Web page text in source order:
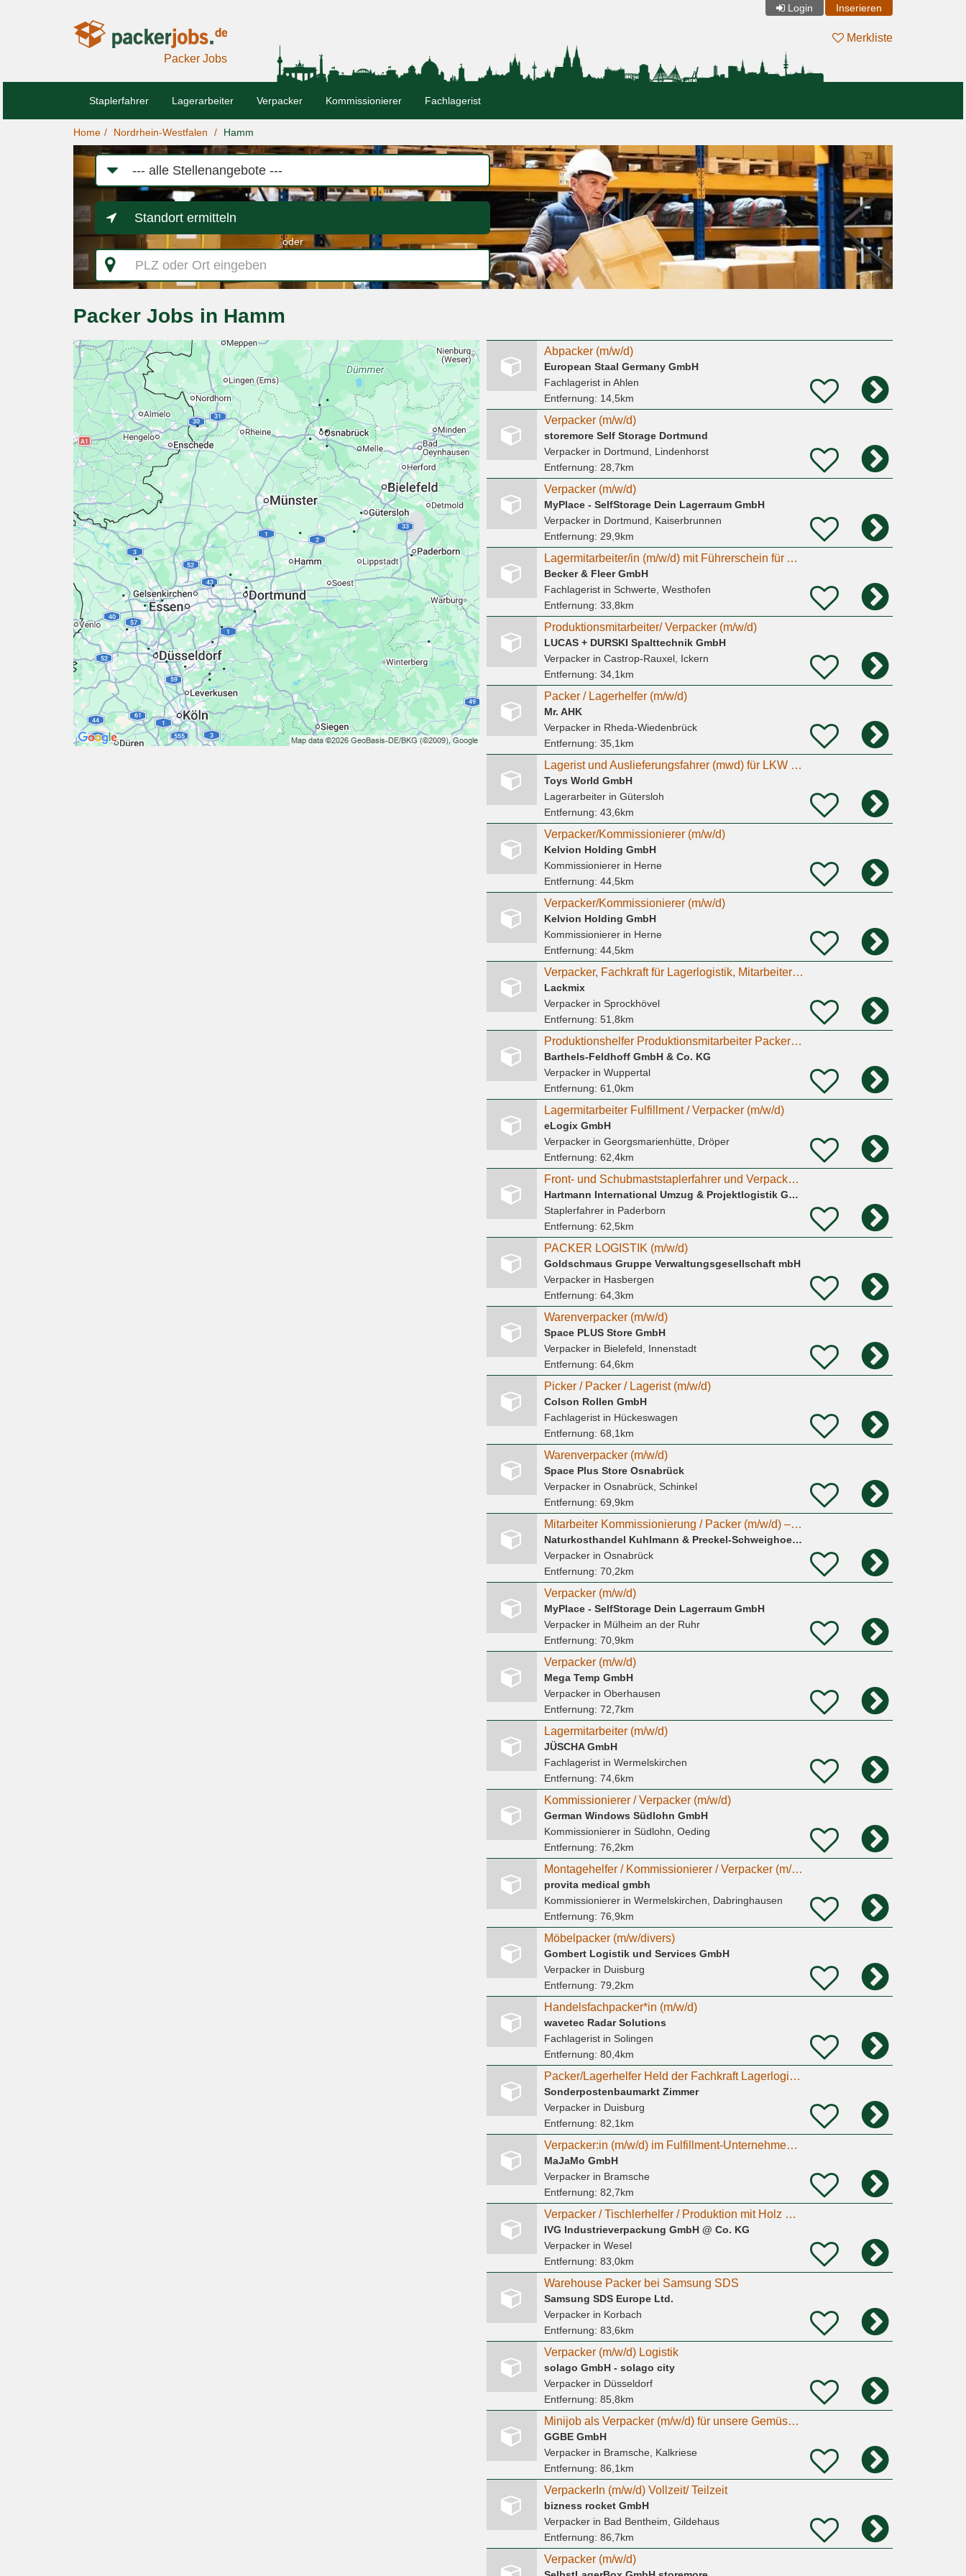
Login Inserieren
Packer Jobs
Merkliste
Staplerfahrer Lagerarbeiter Verpacker Kommissionierer Fachlagerist
Home Nordrhein-Westfalen Hamm
Job-
Kategorie
Standort ermitteln
oder
PLZ
oder
Ort
Packer Jobs in Hamm
Abpacker (m/w/d)
European Staal Germany GmbH
Fachlageristin Ahlen
Entfernung: 14,5km
Verpacker (m/w/d)
storemore Self Storage Dortmund
Verpackerin Dortmund, Lindenhorst
Entfernung: 28,7km
Verpacker (m/w/d)
MyPlace - SelfStorage Dein Lagerraum GmbH
Verpackerin Dortmund, Kaiserbrunnen
Entfernung: 29,9km
Lagermitarbeiter/in (m/w/d) mit Führerschein für Auslieferungsfahrten in Schwerte gesucht!
Becker & Fleer GmbH
Fachlageristin Schwerte, Westhofen
Entfernung: 33,8km
Produktionsmitarbeiter/ Verpacker (m/w/d)
LUCAS + DURSKI Spalttechnik GmbH
Verpackerin Castrop-Rauxel, Ickern
Entfernung: 34,1km
Packer / Lagerhelfer (m/w/d)
Mr. AHK
Verpackerin Rheda-Wiedenbrück
Entfernung: 35,1km
Lagerist und Auslieferungsfahrer (mwd) für LKW mit Fahrerlaubnis C1
Toys World GmbH
Lagerarbeiterin Gütersloh
Entfernung: 43,6km
Verpacker/Kommissionierer (m/w/d)
Kelvion Holding GmbH
Kommissioniererin Herne
Entfernung: 44,5km
Verpacker/Kommissionierer (m/w/d)
Kelvion Holding GmbH
Kommissioniererin Herne
Entfernung: 44,5km
Verpacker, Fachkraft für Lagerlogistik, Mitarbeiter in Produktion. Minijob, Teilzeit, Vollzeit.
Lackmix
Verpackerin Sprockhövel
Entfernung: 51,8km
Produktionshelfer Produktionsmitarbeiter Packer (m/w/d)
Barthels-Feldhoff GmbH & Co. KG
Verpackerin Wuppertal
Entfernung: 61,0km
Lagermitarbeiter Fulfillment / Verpacker (m/w/d)
eLogix GmbH
Verpackerin Georgsmarienhütte, Dröper
Entfernung: 62,4km
Front- und Schubmaststaplerfahrer und Verpacker (m/w/d) in Salzkotten
Hartmann International Umzug & Projektlogistik GmbH & Co. KG
Staplerfahrerin Paderborn
Entfernung: 62,5km
PACKER LOGISTIK (m/w/d)
Goldschmaus Gruppe Verwaltungsgesellschaft mbH
Verpackerin Hasbergen
Entfernung: 64,3km
Warenverpacker (m/w/d)
Space PLUS Store GmbH
Verpackerin Bielefeld, Innenstadt
Entfernung: 64,6km
Picker / Packer / Lagerist (m/w/d)
Colson Rollen GmbH
Fachlageristin Hückeswagen
Entfernung: 68,1km
Warenverpacker (m/w/d)
Space Plus Store Osnabrück
Verpackerin Osnabrück, Schinkel
Entfernung: 69,9km
Mitarbeiter Kommissionierung / Packer (m/w/d) – Molkereiprodukte
Naturkosthandel Kuhlmann & Preckel-Schweighoefer GbR
Verpackerin Osnabrück
Entfernung: 70,2km
Verpacker (m/w/d)
MyPlace - SelfStorage Dein Lagerraum GmbH
Verpackerin Mülheim an der Ruhr
Entfernung: 70,9km
Verpacker (m/w/d)
Mega Temp GmbH
Verpackerin Oberhausen
Entfernung: 72,7km
Lagermitarbeiter (m/w/d)
JÜSCHA GmbH
Fachlageristin Wermelskirchen
Entfernung: 74,6km
Kommissionierer / Verpacker (m/w/d)
German Windows Südlohn GmbH
Kommissioniererin Südlohn, Oeding
Entfernung: 76,2km
Montagehelfer / Kommissionierer / Verpacker (m/w/d)
provita medical gmbh
Kommissioniererin Wermelskirchen, Dabringhausen
Entfernung: 76,9km
Möbelpacker (m/w/divers)
Gombert Logistik und Services GmbH
Verpackerin Duisburg
Entfernung: 79,2km
Handelsfachpacker*in (m/w/d)
wavetec Radar Solutions
Fachlageristin Solingen
Entfernung: 80,4km
Packer/Lagerhelfer Held der Fachkraft Lagerlogistik (m/w/d)
Sonderpostenbaumarkt Zimmer
Verpackerin Duisburg
Entfernung: 82,1km
Verpacker:in (m/w/d) im Fulfillment-Unternehmen (Minijob/Teilzeit) - Bramsche
MaJaMo GmbH
Verpackerin Bramsche
Entfernung: 82,7km
Verpacker / Tischlerhelfer / Produktion mit Holz m/w/d
IVG Industrieverpackung GmbH @ Co. KG
Verpackerin Wesel
Entfernung: 83,0km
Warehouse Packer bei Samsung SDS
Samsung SDS Europe Ltd.
Verpackerin Korbach
Entfernung: 83,6km
Verpacker (m/w/d) Logistik
solago GmbH - solago city
Verpackerin Düsseldorf
Entfernung: 85,8km
Minijob als Verpacker (m/w/d) für unsere Gemüsekisten gesucht
GGBE GmbH
Verpackerin Bramsche, Kalkriese
Entfernung: 86,1km
VerpackerIn (m/w/d) Vollzeit/ Teilzeit
bizness rocket GmbH
Verpackerin Bad Bentheim, Gildehaus
Entfernung: 86,7km
Verpacker (m/w/d)